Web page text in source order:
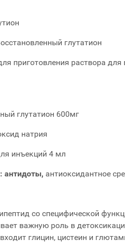
глутатион
приготовления раствора
глутатион 600мг
натрия
инъекций 4 мл
антидоты, антиоксидантное
со специфической
важную роль в
глицин, цистеин и